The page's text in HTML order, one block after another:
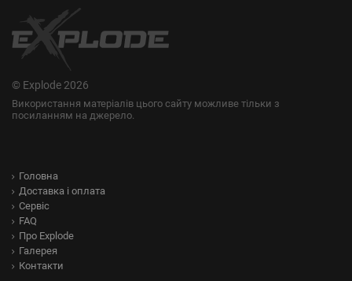
© Explode 2026
Використання матеріалів цього сайту можливе тільки з
посиланням на джерело.
Головна
Доставка і оплата
Сервіс
FAQ
Про Explode
Галерея
Контакти